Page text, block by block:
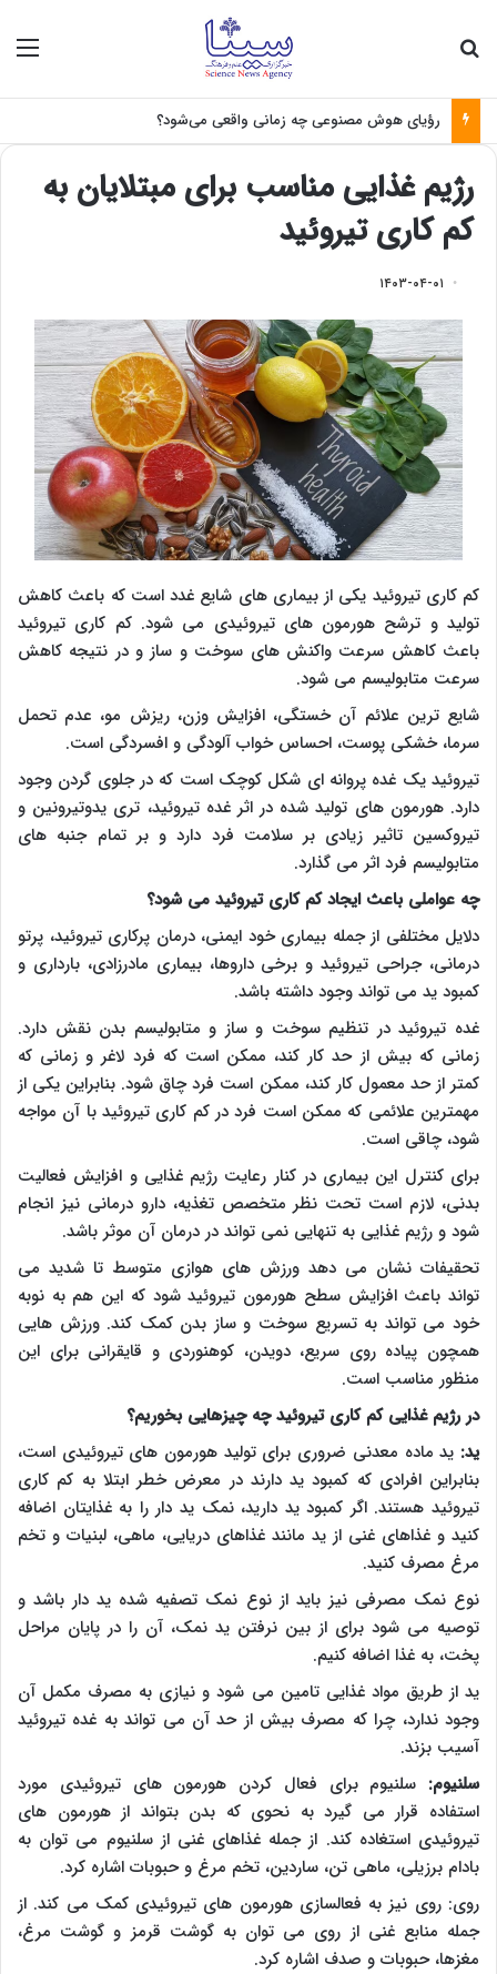
رؤیای هوش مصنوعی چه زمانی واقعی می‌شود؟
رژیم غذایی مناسب برای مبتلایان به
کم کاری تیروئید
۱۴۰۳-۰۴-۰۱
کم کاری تیروئید یکی از بیماری های شایع غدد است که باعث کاهش
تولید و ترشح هورمون های تیروئیدی می شود. کم کاری تیروئید
باعث کاهش سرعت واکنش های سوخت و ساز و در نتیجه کاهش
سرعت متابولیسم می شود.
شایع ترین علائم آن خستگی، افزایش وزن، ریزش مو، عدم تحمل
سرما، خشکی پوست، احساس خواب آلودگی و افسردگی است.
تیروئید یک غده پروانه ای شکل کوچک است که در جلوی گردن وجود
دارد. هورمون های تولید شده در اثر غده تیروئید، تری یدوتیرونین و
تیروکسین تاثیر زیادی بر سلامت فرد دارد و بر تمام جنبه های
متابولیسم فرد اثر می گذارد.
چه عواملی باعث ایجاد کم کاری تیروئید می شود؟
دلایل مختلفی از جمله بیماری خود ایمنی، درمان پرکاری تیروئید، پرتو
درمانی، جراحی تیروئید و برخی داروها، بیماری مادرزادی، بارداری و
کمبود ید می تواند وجود داشته باشد.
غده تیروئید در تنظیم سوخت و ساز و متابولیسم بدن نقش دارد.
زمانی که بیش از حد کار کند، ممکن است که فرد لاغر و زمانی که
کمتر از حد معمول کار کند، ممکن است فرد چاق شود. بنابراین یکی از
مهمترین علائمی که ممکن است فرد در کم کاری تیروئید با آن مواجه
شود، چاقی است.
برای کنترل این بیماری در کنار رعایت رژیم غذایی و افزایش فعالیت
بدنی، لازم است تحت نظر متخصص تغذیه، دارو درمانی نیز انجام
شود و رژیم غذایی به تنهایی نمی تواند در درمان آن موثر باشد.
تحقیفات نشان می دهد ورزش های هوازی متوسط تا شدید می
تواند باعث افزایش سطح هورمون تیروئید شود که این هم به نوبه
خود می تواند به تسریع سوخت و ساز بدن کمک کند. ورزش هایی
همچون پیاده روی سریع، دویدن، کوهنوردی و قایقرانی برای این
منظور مناسب است.
در رژیم غذایی کم کاری تیروئید چه چیزهایی بخوریم؟
ید: ید ماده معدنی ضروری برای تولید هورمون های تیروئیدی است،
بنابراین افرادی که کمبود ید دارند در معرض خطر ابتلا به کم کاری
تیروئید هستند. اگر کمبود ید دارید، نمک ید دار را به غذایتان اضافه
کنید و غذاهای غنی از ید مانند غذاهای دریایی، ماهی، لبنیات و تخم
مرغ مصرف کنید.
نوع نمک مصرفی نیز باید از نوع نمک تصفیه شده ید دار باشد و
توصیه می شود برای از بین نرفتن ید نمک، آن را در پایان مراحل
پخت، به غذا اضافه کنیم.
ید از طریق مواد غذایی تامین می شود و نیازی به مصرف مکمل آن
وجود ندارد، چرا که مصرف بیش از حد آن می تواند به غده تیروئید
آسیب بزند.
سلنیوم: سلنیوم برای فعال کردن هورمون های تیروئیدی مورد
استفاده قرار می گیرد به نحوی که بدن بتواند از هورمون های
تیروئیدی استغاده کند. از جمله غذاهای غنی از سلنیوم می توان به
بادام برزیلی، ماهی تن، ساردین، تخم مرغ و حبوبات اشاره کرد.
روی: روی نیز به فعالسازی هورمون های تیروئیدی کمک می کند. از
جمله منابع غنی از روی می توان به گوشت قرمز و گوشت مرغ،
مغزها، حبوبات و صدف اشاره کرد.